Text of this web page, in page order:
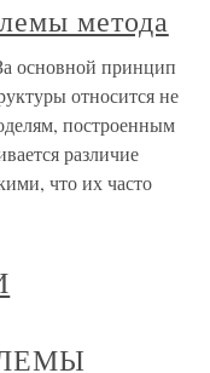
метода
основной принцип
относится не
построенным
различие
что их часто